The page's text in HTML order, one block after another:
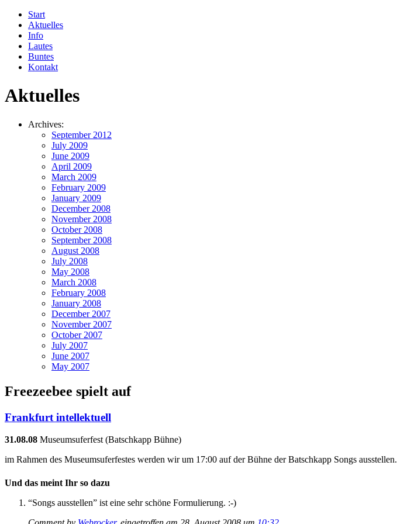
Start
Aktuelles
Info
Lautes
Buntes
Kontakt
Aktuelles
Archives:
September 2012
July 2009
June 2009
April 2009
March 2009
February 2009
January 2009
December 2008
November 2008
October 2008
September 2008
August 2008
July 2008
May 2008
March 2008
February 2008
January 2008
December 2007
November 2007
October 2007
July 2007
June 2007
May 2007
Freezeebee spielt auf
Frankfurt intellektuell
31.08.08 Museumsuferfest (Batschkapp Bühne)
im Rahmen des Museumsuferfestes werden wir um 17:00 auf der Bühne der Batschkapp Songs ausstellen.
Und das meint Ihr so dazu
“Songs ausstellen” ist eine sehr schöne Formulierung. :-)